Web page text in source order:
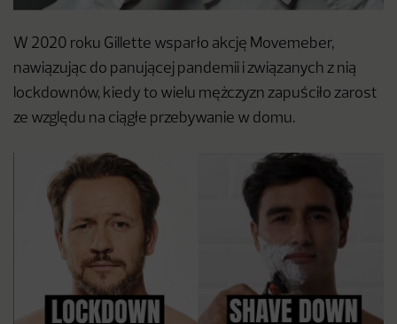
W 2020 roku Gillette wsparło akcję Movemeber,
nawiązując do panującej pandemii i związanych z nią
lockdownów, kiedy to wielu mężczyzn zapuściło zarost
ze względu na ciągłe przebywanie w domu.